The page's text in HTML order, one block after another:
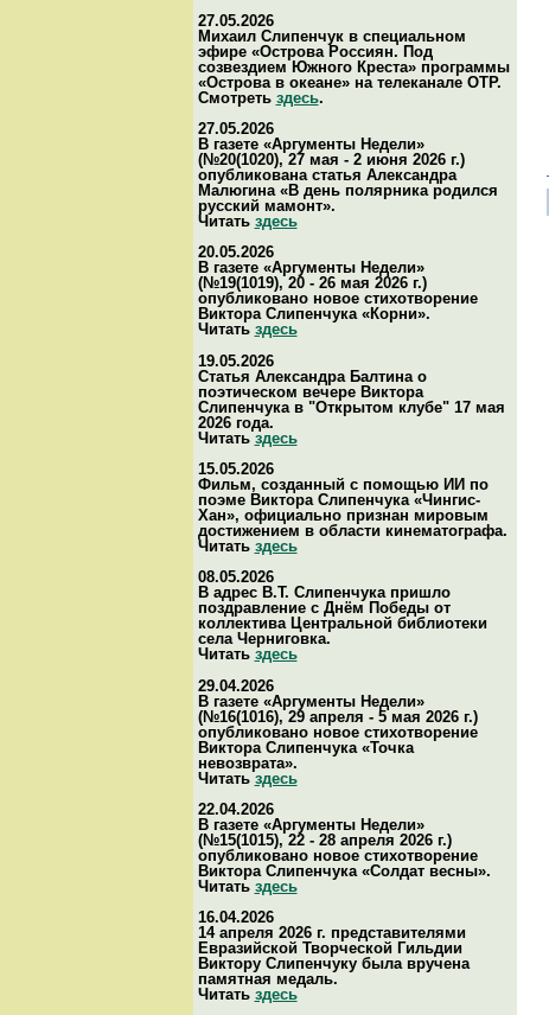
27.05.2026
Михаил Слипенчук в специальном
эфире «Острова Россиян. Под
созвездием Южного Креста» программы
«Острова в океане» на телеканале ОТР.
Смотреть здесь.
27.05.2026
В газете «Аргументы Недели»
(№20(1020), 27 мая - 2 июня 2026 г.)
опубликована статья Александра
Малюгина «В день полярника родился
русский мамонт».
Читать здесь
20.05.2026
В газете «Аргументы Недели»
(№19(1019), 20 - 26 мая 2026 г.)
опубликовано новое стихотворение
Виктора Слипенчука «Корни».
Читать здесь
19.05.2026
Статья Александра Балтина о
поэтическом вечере Виктора
Слипенчука в "Открытом клубе" 17 мая
2026 года.
Читатьздесь
15.05.2026
Фильм, созданный с помощью ИИ по
поэме Виктора Слипенчука «Чингис-
Хан», официально признан мировым
достижением в области кинематографа.
Читать здесь
08.05.2026
В адрес В.Т. Слипенчука пришло
поздравление с Днём Победы от
коллектива Центральной библиотеки
села Черниговка.
Читать здесь
29.04.2026
В газете «Аргументы Недели»
(№16(1016), 29 апреля - 5 мая 2026 г.)
опубликовано новое стихотворение
Виктора Слипенчука «Точка
невозврата».
Читатьздесь
22.04.2026
В газете «Аргументы Недели»
(№15(1015), 22 - 28 апреля 2026 г.)
опубликовано новое стихотворение
Виктора Слипенчука «Солдат весны».
Читать здесь
16.04.2026
14 апреля 2026 г. представителями
Евразийской Творческой Гильдии
Виктору Слипенчуку была вручена
памятная медаль.
Читать здесь